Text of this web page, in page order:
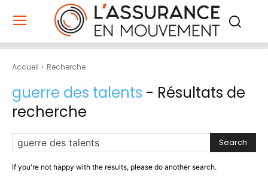
Accueil Recherche
guerre des talents - Résultats de
recherche
Search
If you're not happy with the results, please do another search.